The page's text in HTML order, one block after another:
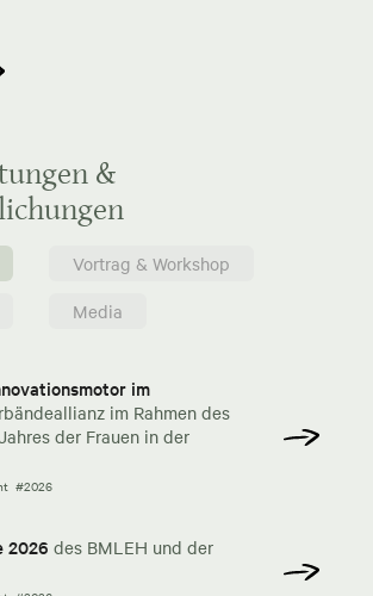
&
Vortrag & Workshop
Media
im
im Rahmen des
der Frauen in der
#2026
2026 des BMLEH und der